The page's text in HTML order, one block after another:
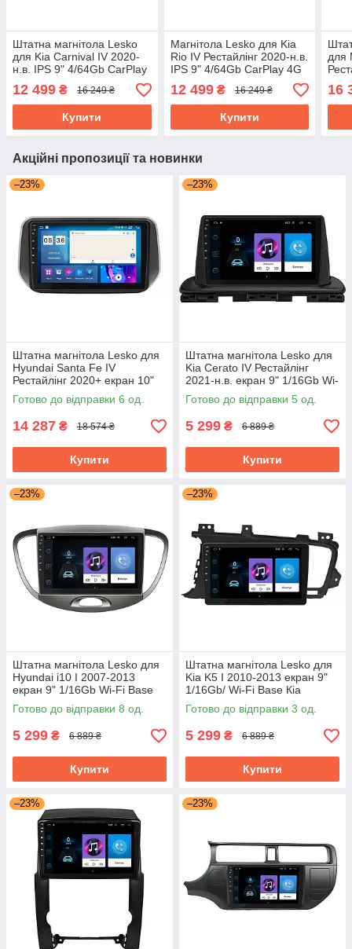
Штатна магнітола Lesko
для Kia Carnival IV 2020-
н.в. IPS 9" 4/64Gb CarPlay
4G Wi-Fi GPS Prime
Охолодження
12 499 ₴ 16 249 ₴
Купити
Магнітола Lesko для Kia
Rio IV Рестайлінг 2020-н.в.
IPS 9" 4/64Gb CarPlay 4G
Wi-Fi GPS Prime dsp
процесор
12 499₴ 16 249 ₴
Купити
для
4/
16
Акційні пропозиції та новинки
–23%
Штатна магнітола Lesko для
Hyundai Santa Fe IV
Рестайлінг 2020+ екран 10"
4/64Gb CarPlay 4G Wi-Fi GPS
Prime
Готово до відправки 6 од.
14 287 ₴ 18 574 ₴
Купити
–23%
Штатна магнітола Lesko для
Kia Cerato IV Рестайлінг
2021-н.в. екран 9" 1/16Gb Wi-
Fi GPS Base
Готово до відправки 5 од.
5 299 ₴ 6 889 ₴
Купити
–23%
Штатна магнітола Lesko для
Hyundai i10 I 2007-2013
екран 9" 1/16Gb Wi-Fi Base
Хюндай Android
Готово до відправки 8 од.
5 299 ₴ 6 889 ₴
Купити
–23%
Штатна магнітола Lesko для
Kia K5 I 2010-2013 екран 9"
1/16Gb/ Wi-Fi Base Кіа
Готово до відправки 3 од.
5 299 ₴ 6 889 ₴
Купити
–23% –23%